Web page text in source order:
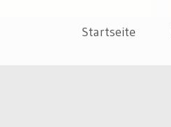
to
Startseite